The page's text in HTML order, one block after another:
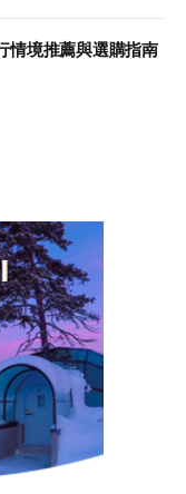
情境推薦與選購指南